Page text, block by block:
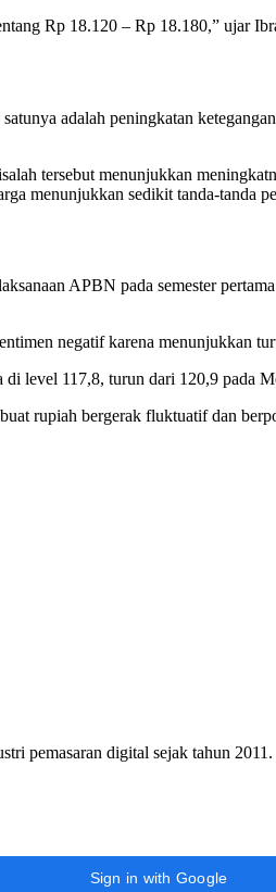
Rp 18.120 – Rp 18.180,” ujar
adalah peningkatan
tersebut menunjukkan
menunjukkan sedikit tanda-tanda
APBN pada semester
negatif karena menunjukkan
level 117,8, turun dari 120,9 pada
rupiah bergerak fluktuatif dan
pemasaran digital sejak tahun
Sign in with Google